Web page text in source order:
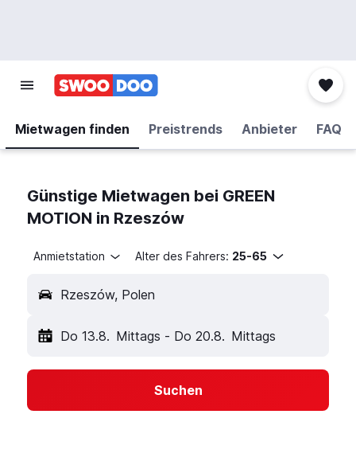
Mietwagen finden Preistrends Anbieter FAQ
Günstige Mietwagen bei GREEN
MOTION in Rzeszów
Anmietstation Alter des Fahrers: 25-65
Rzeszów, Polen
Do 13.8. Mittags - Do 20.8. Mittags
Suchen